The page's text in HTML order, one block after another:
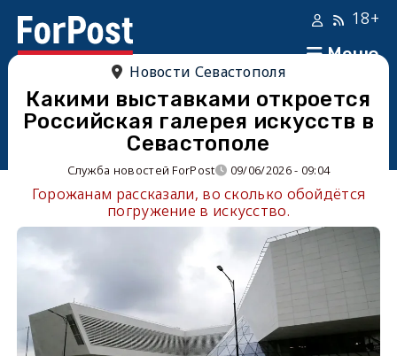
Меню
18+
Новости Севастополя
Какими выставками откроется
Российская галерея искусств в
Севастополе
Служба новостей ForPost 09/06/2026 - 09:04
Горожанам рассказали, во сколько обойдётся
погружение в искусство.